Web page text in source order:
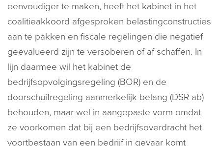
eenvoudiger te maken, heeft het kabinet in het
coalitieakkoord afgesproken belastingconstructies
aan te pakken en fiscale regelingen die negatief
geëvalueerd zijn te versoberen of af schaffen. In
lijn daarmee wil het kabinet de
bedrijfsopvolgingsregeling (BOR) en de
doorschuifregeling aanmerkelijk belang (DSR ab)
behouden, maar wel in aangepaste vorm omdat
ze voorkomen dat bij een bedrijfsoverdracht het
voortbestaan van een bedrijf in gevaar komt